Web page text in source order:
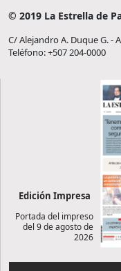
© 2019 La Estrella de
C/ Alejandro A. Duque G. -
Teléfono: +507 204-0000
Edición Impresa
Portada del impreso
del 9 de agosto de
2026